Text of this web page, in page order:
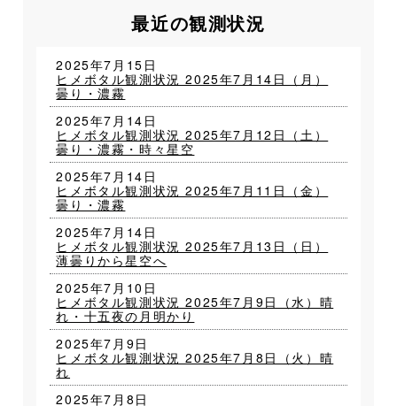
最近の観測状況
2025年7月15日
ヒメボタル観測状況 2025年7月14日（月）
曇り・濃霧
2025年7月14日
ヒメボタル観測状況 2025年7月12日（土）
曇り・濃霧・時々星空
2025年7月14日
ヒメボタル観測状況 2025年7月11日（金）
曇り・濃霧
2025年7月14日
ヒメボタル観測状況 2025年7月13日（日）
薄曇りから星空へ
2025年7月10日
ヒメボタル観測状況 2025年7月9日（水）晴
れ・十五夜の月明かり
2025年7月9日
ヒメボタル観測状況 2025年7月8日（火）晴
れ
2025年7月8日